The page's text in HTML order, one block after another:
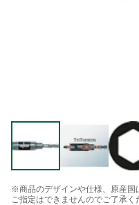
※商品のデザインや仕様、原産国
ご指定はできませんのでご了承く